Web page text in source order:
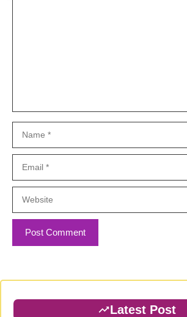
Latest Post